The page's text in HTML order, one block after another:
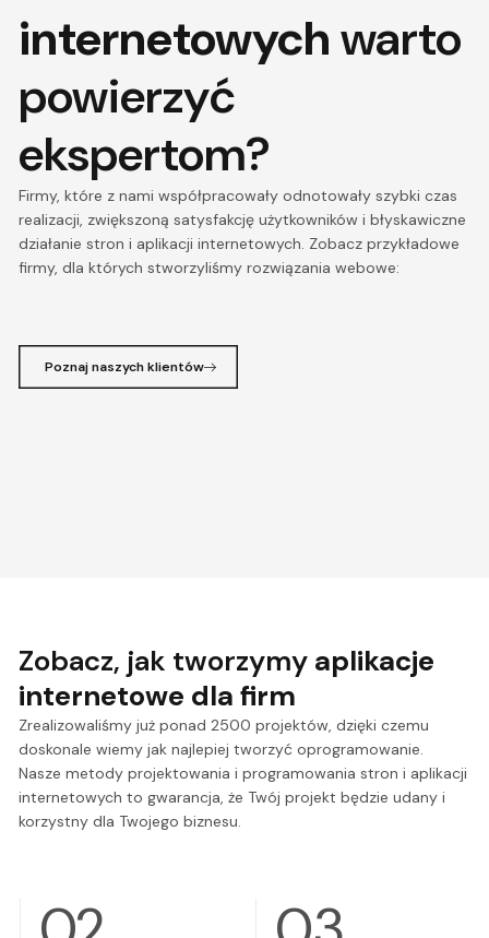
internetowychwarto
powierzyć
ekspertom?
Firmy, które z nami współpracowały odnotowały szybki czas
realizacji, zwiększoną satysfakcję użytkowników i błyskawiczne
działanie stron i aplikacji internetowych. Zobacz przykładowe
firmy, dla których stworzyliśmy rozwiązania webowe:
Poznaj naszych klientów
Zobacz, jak tworzymy aplikacje
internetowe dla firm
Zrealizowaliśmy już ponad 2500 projektów, dzięki czemu
doskonale wiemy jak najlepiej tworzyć oprogramowanie.
Nasze metody projektowania i programowania stron i aplikacji
internetowych to gwarancja, że Twój projekt będzie udany i
korzystny dla Twojego biznesu.